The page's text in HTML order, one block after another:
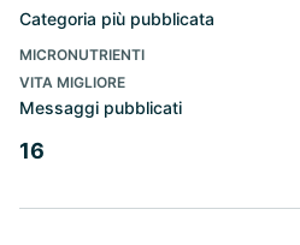
Categoria più pubblicata
MICRONUTRIENTI
VITA MIGLIORE
Messaggi pubblicati
16